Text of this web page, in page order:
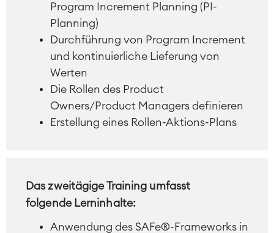
Program Increment Planning (PI-
Planning)
Durchführung von Program Increment
und kontinuierliche Lieferung von
Werten
Die Rollen des Product
Owners/Product Managers definieren
Erstellung eines Rollen-Aktions-Plans
Das zweitägige Training umfasst
folgende Lerninhalte:
Anwendung des SAFe®-Frameworks in